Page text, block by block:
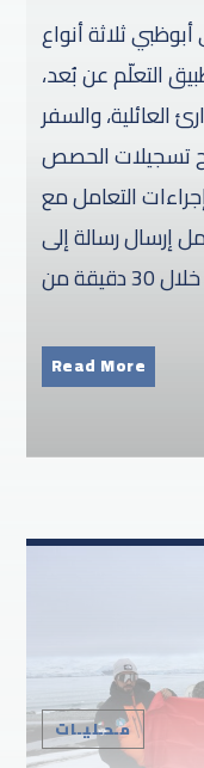
ثلاثة أنواع
التعلّم عن بُعد،
العائلية، والسفر
تسجيلات الحصص
التعامل مع
إرسال رسالة إلى
Read More
مـحـليـات